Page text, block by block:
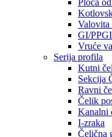
Valovita
GI/
Vruće
Serija profila
Kutni
Sekcija
Ravni
Čelik
Kanalni
I-zraka
Čelična